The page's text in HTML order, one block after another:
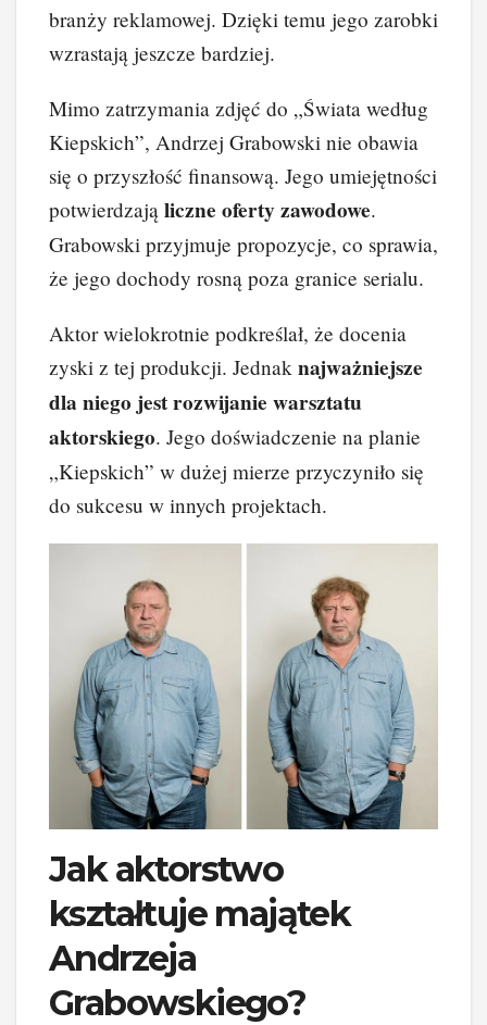
branży reklamowej. Dzięki temu jego zarobki
wzrastają jeszcze bardziej.
Mimo zatrzymania zdjęć do „Świata według
Kiepskich”, Andrzej Grabowski nie obawia
się o przyszłość finansową. Jego umiejętności
potwierdzają liczne oferty zawodowe.
Grabowski przyjmuje propozycje, co sprawia,
że jego dochody rosną poza granice serialu.
Aktor wielokrotnie podkreślał, że docenia
zyski z tej produkcji. Jednak najważniejsze
dla niego jest rozwijanie warsztatu
aktorskiego. Jego doświadczenie na planie
„Kiepskich” w dużej mierze przyczyniło się
do sukcesu w innych projektach.
Jak aktorstwo
kształtuje majątek
Andrzeja
Grabowskiego?